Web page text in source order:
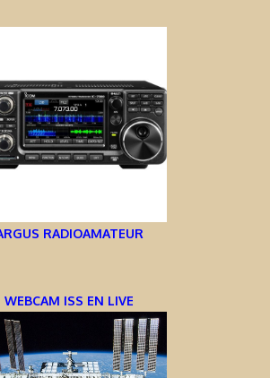
RADIOAMATEUR
WEBCAM ISS EN LIVE